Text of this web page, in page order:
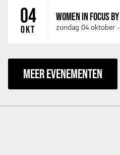
04
OKT
WOMEN IN FOCUS
zondag 04 oktober -
MEER EVENEMENTEN